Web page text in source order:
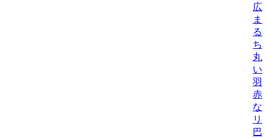
広
ま
る
ち
丸
い
羽
赤
な
リ
巴